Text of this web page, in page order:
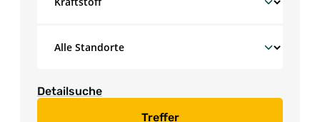
Detailsuche
Treffer